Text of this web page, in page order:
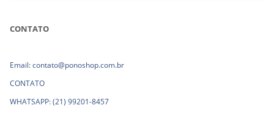
CONTATO
Email: contato@ponoshop.com.br
CONTATO
WHATSAPP: (21) 99201-8457